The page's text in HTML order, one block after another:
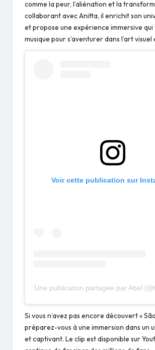
comme la peur, l’aliénation et la
collaborant avec Anitta, il enrichit son
et propose une expérience immersive
musique pour s’aventurer dans l’art
Voir cette publication sur
Une publication partagée par Abel
Si vous n’avez pas encore découvert «
préparez-vous à une immersion dans un
et captivant. Le clip est disponible sur